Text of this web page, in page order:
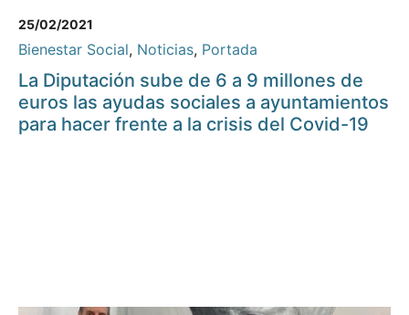
25/02/2021
Bienestar Social, Noticias, Portada
La Diputación sube de 6 a 9 millones de
euros las ayudas sociales a ayuntamientos
para hacer frente a la crisis del Covid-19